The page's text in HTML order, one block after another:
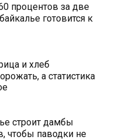
процентов за две
готовится к
и хлеб
а статистика
строит дамбы
чтобы паводки не